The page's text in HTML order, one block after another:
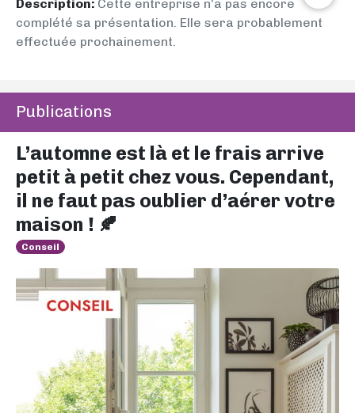
Description: Cette entreprise n’a pas encore
complété sa présentation. Elle sera probablement
effectuée prochainement.
Publications
L’automne est là et le frais arrive
petit à petit chez vous. Cependant,
il ne faut pas oublier d’aérer votre
maison ! 🍂
Conseil